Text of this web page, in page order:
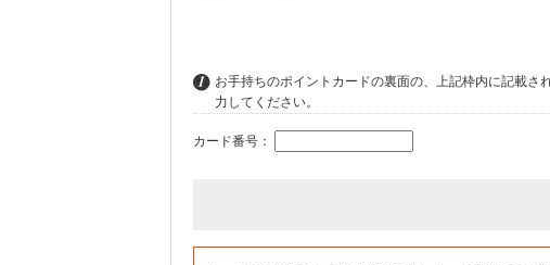
お手持ちのポイントカードの裏面の、上記枠内に記載さ
力してください。
カード番号：